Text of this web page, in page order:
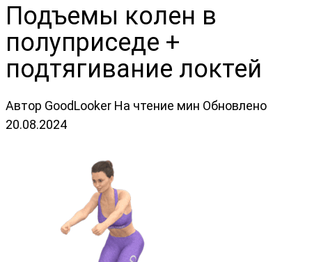
Подъемы колен в
полуприседе +
подтягивание локтей
Автор GoodLooker На чтение мин Обновлено
20.08.2024